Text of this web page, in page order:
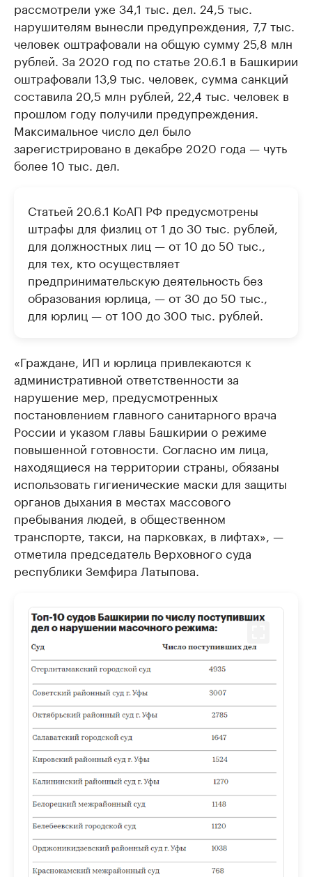
рассмотрели уже 34,1 тыс. дел. 24,5 тыс.
нарушителям вынесли предупреждения, 7,7 тыс.
человек оштрафовали на общую сумму 25,8 млн
рублей. За 2020 год по статье 20.6.1 в Башкирии
оштрафовали 13,9 тыс. человек, сумма санкций
составила 20,5 млн рублей, 22,4 тыс. человек в
прошлом году получили предупреждения.
Максимальное число дел было
зарегистрировано в декабре 2020 года — чуть
более 10 тыс. дел.
Статьей 20.6.1 КоАП РФ предусмотрены
штрафы для физлиц от 1 до 30 тыс. рублей,
для должностных лиц — от 10 до 50 тыс.,
для тех, кто осуществляет
предпринимательскую деятельность без
образования юрлица, — от 30 до 50 тыс.,
для юрлиц — от 100 до 300 тыс. рублей.
«Граждане, ИП и юрлица привлекаются к
административной ответственности за
нарушение мер, предусмотренных
постановлением главного санитарного врача
России и указом главы Башкирии о режиме
повышенной готовности. Согласно им лица,
находящиеся на территории страны, обязаны
использовать гигиенические маски для защиты
органов дыхания в местах массового
пребывания людей, в общественном
транспорте, такси, на парковках, в лифтах», —
отметила председатель Верховного суда
республики Земфира Латыпова.